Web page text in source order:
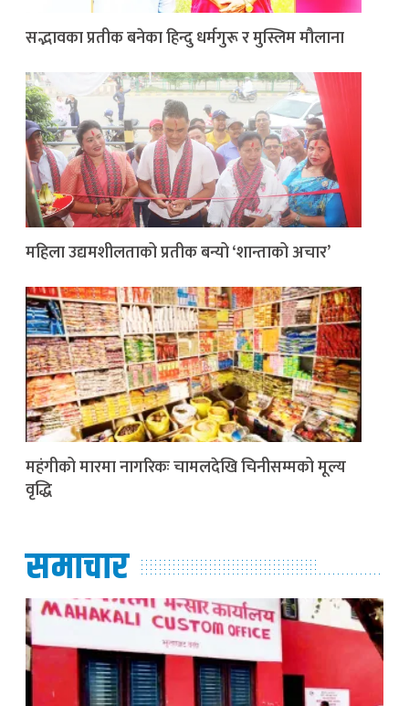
सद्भावका प्रतीक बनेका हिन्दु धर्मगुरू र मुस्लिम मौलाना
महिला उद्यमशीलताको प्रतीक बन्यो ‘शान्ताको अचार’
महंगीको मारमा नागरिकः चामलदेखि चिनीसम्मको मूल्य
वृद्धि
समाचार